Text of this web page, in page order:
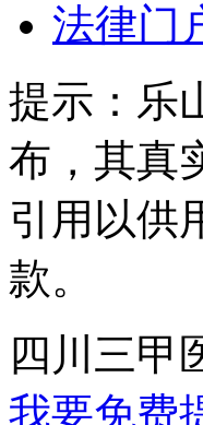
法律门
提示： 乐
布，其真
引用以供
款。
四川三甲
我要免费